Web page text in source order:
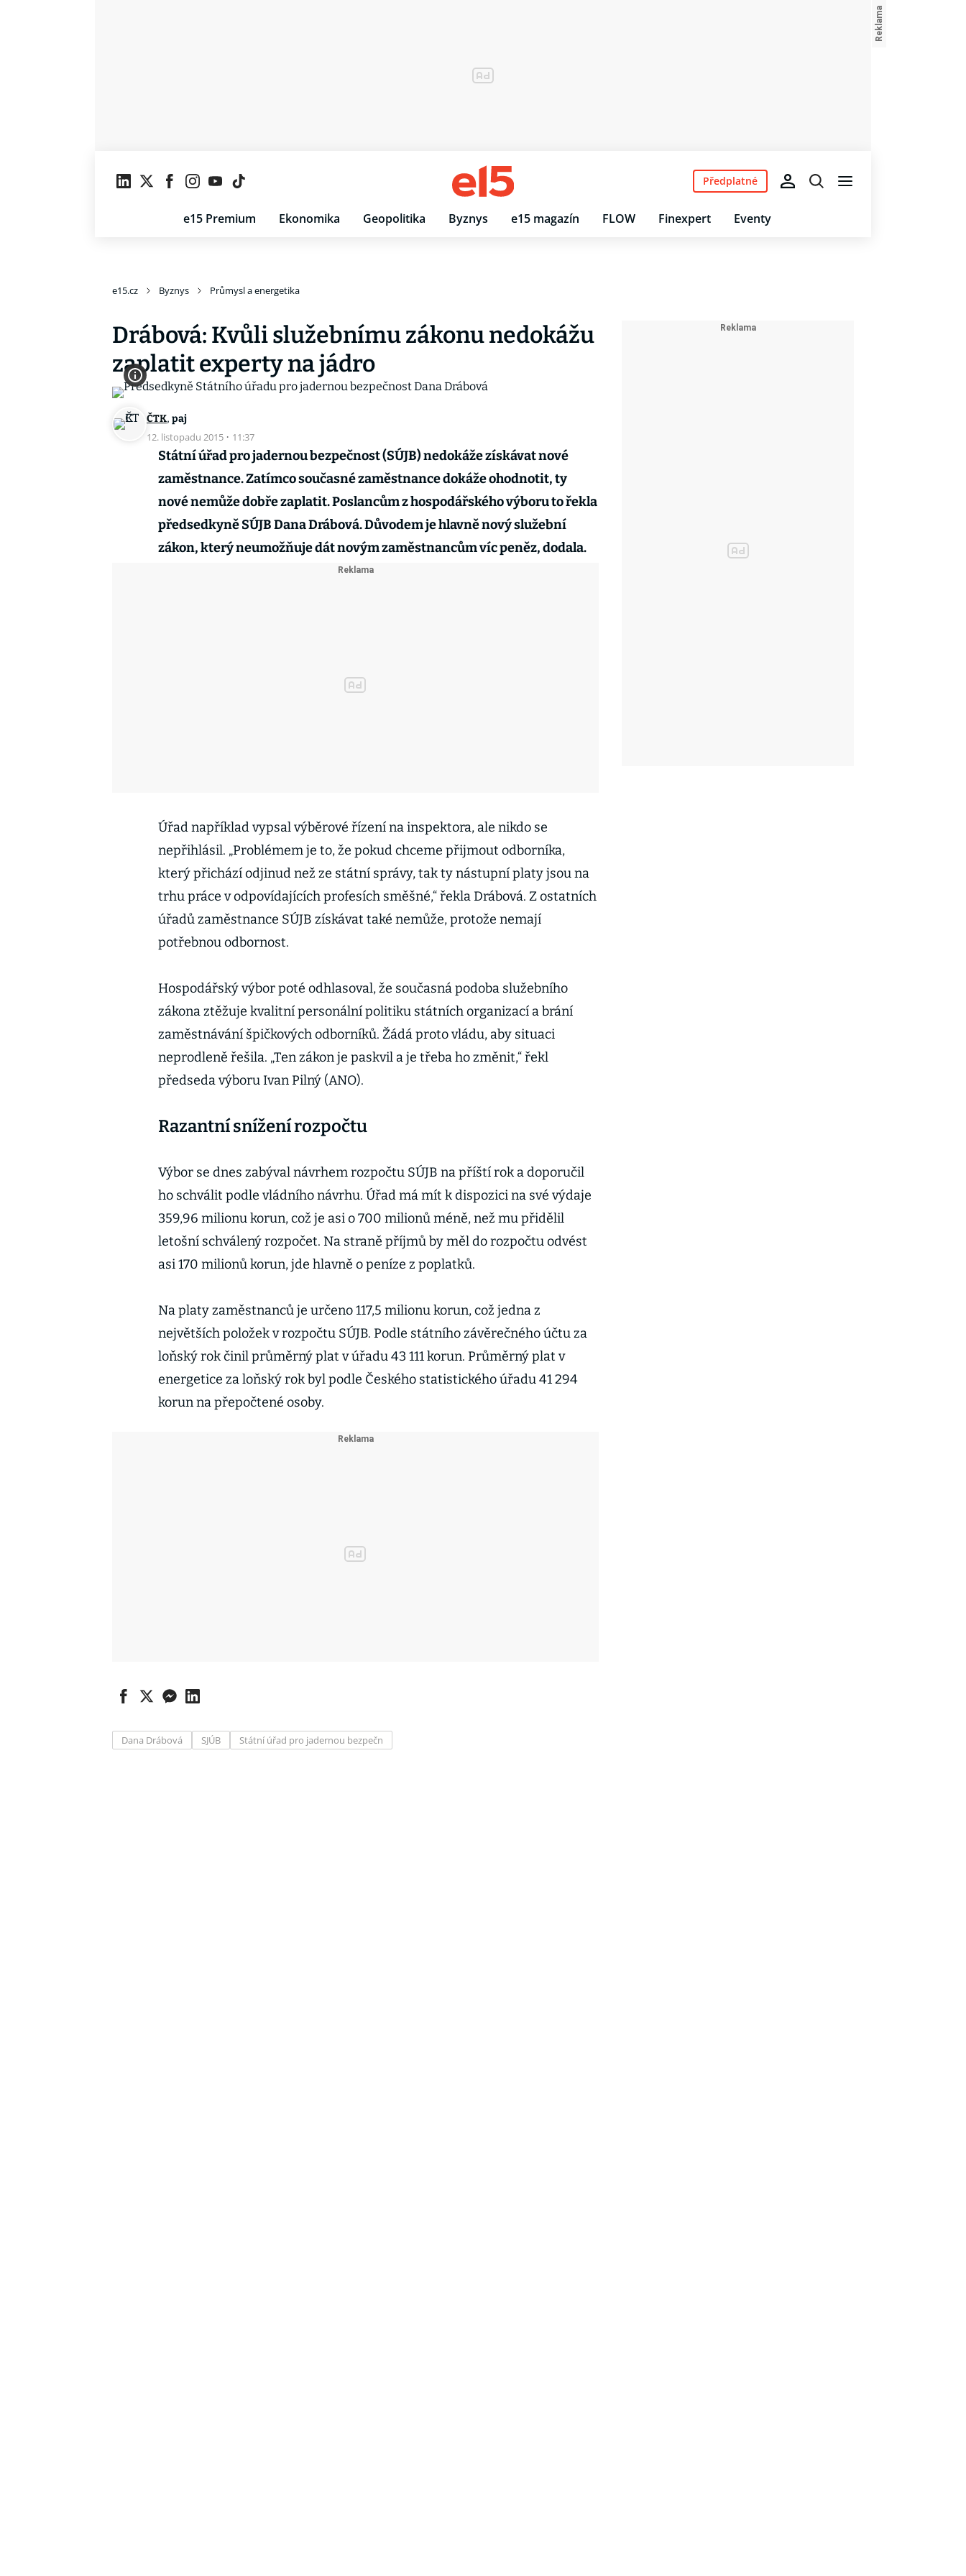
e15 Premium Ekonomika Geopolitika Byznys e15 magazín FLOW Finexpert Eventy
Předplatné
e15.cz Byznys Průmysl a energetika
Drábová: Kvůli služebnímu zákonu nedokážu
zaplatit experty na jádro
ČTK, paj
12. listopadu 2015 · 11:37
Státní úřad pro jadernou bezpečnost (SÚJB) nedokáže získávat nové
zaměstnance. Zatímco současné zaměstnance dokáže ohodnotit, ty
nové nemůže dobře zaplatit. Poslancům z hospodářského výboru to řekla
předsedkyně SÚJB Dana Drábová. Důvodem je hlavně nový služební
zákon, který neumožňuje dát novým zaměstnancům víc peněz, dodala.
Úřad například vypsal výběrové řízení na inspektora, ale nikdo se
nepřihlásil. „Problémem je to, že pokud chceme přijmout odborníka,
který přichází odjinud než ze státní správy, tak ty nástupní platy jsou na
trhu práce v odpovídajících profesích směšné,“ řekla Drábová. Z ostatních
úřadů zaměstnance SÚJB získávat také nemůže, protože nemají
potřebnou odbornost.
Hospodářský výbor poté odhlasoval, že současná podoba služebního
zákona ztěžuje kvalitní personální politiku státních organizací a brání
zaměstnávání špičkových odborníků. Žádá proto vládu, aby situaci
neprodleně řešila. „Ten zákon je paskvil a je třeba ho změnit,“ řekl
předseda výboru Ivan Pilný (ANO).
Razantní snížení rozpočtu
Výbor se dnes zabýval návrhem rozpočtu SÚJB na příští rok a doporučil
ho schválit podle vládního návrhu. Úřad má mít k dispozici na své výdaje
359,96 milionu korun, což je asi o 700 milionů méně, než mu přidělil
letošní schválený rozpočet. Na straně příjmů by měl do rozpočtu odvést
asi 170 milionů korun, jde hlavně o peníze z poplatků.
Na platy zaměstnanců je určeno 117,5 milionu korun, což jedna z
největších položek v rozpočtu SÚJB. Podle státního závěrečného účtu za
loňský rok činil průměrný plat v úřadu 43 111 korun. Průměrný plat v
energetice za loňský rok byl podle Českého statistického úřadu 41 294
korun na přepočtené osoby.
Dana Drábová SJÚB Státní úřad pro jadernou bezpečn